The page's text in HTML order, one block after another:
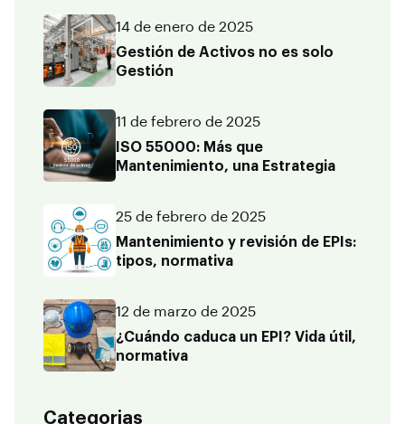
14 de enero de 2025
Gestión de Activos no es solo
Gestión
11 de febrero de 2025
ISO 55000: Más que
Mantenimiento, una Estrategia
25 de febrero de 2025
Mantenimiento y revisión de EPIs:
tipos, normativa
12 de marzo de 2025
¿Cuándo caduca un EPI? Vida útil,
normativa
Categorias